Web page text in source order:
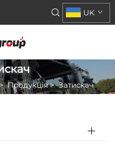
UK
Продукція>Затискач